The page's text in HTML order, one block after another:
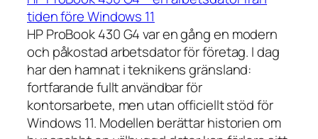
tiden före Windows 11
HP ProBook 430 G4 var en gång en modern
och påkostad arbetsdator för företag. I dag
har den hamnat i teknikens gränsland:
fortfarande fullt användbar för
kontorsarbete, men utan officiellt stöd för
Windows 11. Modellen berättar historien om